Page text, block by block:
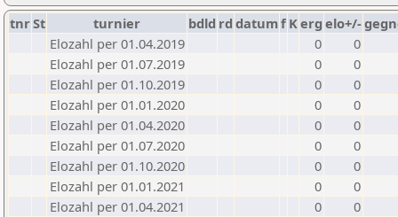
tnrSt turnier bdld rd datumf Kerg elo+/-
Elozahl per 01.04.2019
0
0
Elozahl per 01.07.2019
0
0
Elozahl per 01.10.2019
0
0
Elozahl per 01.01.2020
0
0
Elozahl per 01.04.2020
0
0
Elozahl per 01.07.2020
0
0
Elozahl per 01.10.2020
0
0
Elozahl per 01.01.2021
0
0
Elozahl per 01.04.2021
0
0